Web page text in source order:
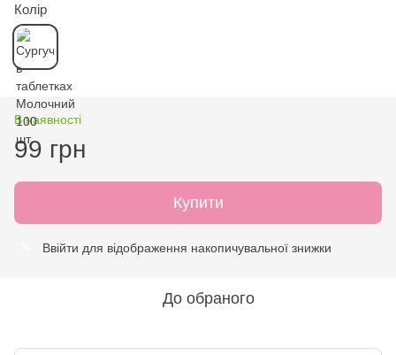
Колір
В наявності
99 грн
Купити
Ввійти для відображення накопичувальної знижки
До обраного